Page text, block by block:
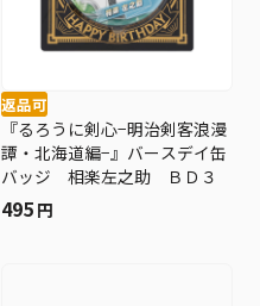
返品可
『るろうに剣心−明治剣客浪漫
譚・北海道編−』バースデイ缶
バッジ 相楽左之助 ＢＤ３
495 円